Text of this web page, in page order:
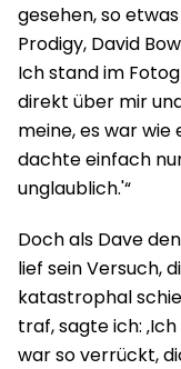
gesehen, so
Prodigy, David
Ich stand im
direkt über mir
meine, es war wie
dachte einfach
unglaublich.'“
Doch als Dave
lief sein Versuch,
katastrophal
traf, sagte ich:
war so verrückt,